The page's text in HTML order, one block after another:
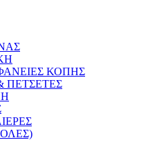
ΚΟΠΗΣ
ΠΕΤΣΕΤΕΣ